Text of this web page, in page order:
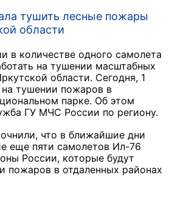
тушить лесные пожары
области
в количестве одного самолета
на тушении масштабных
области. Сегодня, 1
на тушении пожаров в
парке. Об этом
ГУ МЧС России по региону.
что в ближайшие дни
еще пяти самолетов Ил-76
России, которые будут
пожаров в отдаленных районах